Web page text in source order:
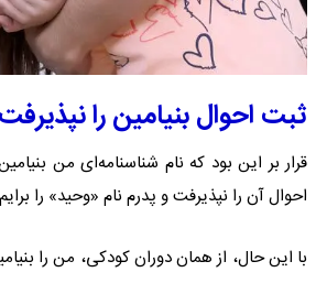
ثبت احوال بنیامین را
قرار بر این بود که نام شناسنامه‌ای من
احوال آن را نپذیرفت و پدرم نام «وحید» را
با این حال، از همان دوران کودکی، من را